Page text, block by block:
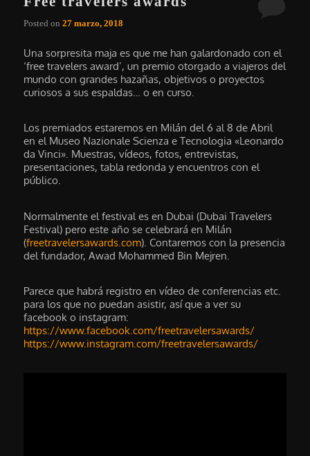
Posted on27 marzo, 2018
Una sorpresita maja es que me han galardonado con el
‘free travelers award’, un premio otorgado a viajeros del
mundo con grandes hazañas, objetivos o proyectos
curiosos a sus espaldas… o en curso.
Los premiados estaremos en Milán del 6 al 8 de Abril
en el Museo Nazionale Scienza e Tecnologia «Leonardo
da Vinci». Muestras, vídeos, fotos, entrevistas,
presentaciones, tabla redonda y encuentros con el
público.
Normalmente el festival es en Dubai (Dubai Travelers
Festival) pero este año se celebrará en Milán
(freetravelersawards.com). Contaremos con la presencia
del fundador, Awad Mohammed Bin Mejren.
Parece que habrá registro en vídeo de conferencias etc.
para los que no puedan asistir, así que a ver su
facebook o instagram:
https://www.facebook.com/freetravelersawards/
https://www.instagram.com/freetravelersawards/